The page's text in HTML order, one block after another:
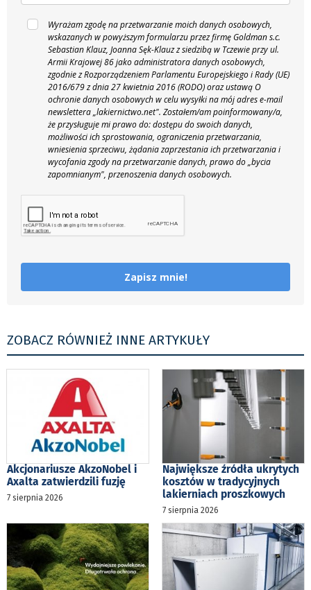
Wyrażam zgodę na przetwarzanie moich danych osobowych,
wskazanych w powyższym formularzu przez firmę Goldman s.c.
Sebastian Klauz, Joanna Sęk-Klauz z siedzibą w Tczewie przy ul.
Armii Krajowej 86 jako administratora danych osobowych,
zgodnie z Rozporządzeniem Parlamentu Europejskiego i Rady (UE)
2016/679 z dnia 27 kwietnia 2016 (RODO) oraz ustawą O
ochronie danych osobowych w celu wysyłki na mój adres e-mail
newslettera „lakiernictwo.net". Zostałem/am poinformowany/a,
że przysługuje mi prawo do: dostępu do swoich danych,
możliwości ich sprostowania, ograniczenia przetwarzania,
wniesienia sprzeciwu, żądania zaprzestania ich przetwarzania i
wycofania zgody na przetwarzanie danych, prawo do „bycia
zapomnianym", przenoszenia danych osobowych.
Zapisz mnie!
ZOBACZ RÓWNIEŻ INNE ARTYKUŁY
Akcjonariusze AkzoNobel i
Axalta zatwierdzili fuzję
7 sierpnia 2026
Największe źródła ukrytych
kosztów w tradycyjnych
lakierniach proszkowych
7 sierpnia 2026